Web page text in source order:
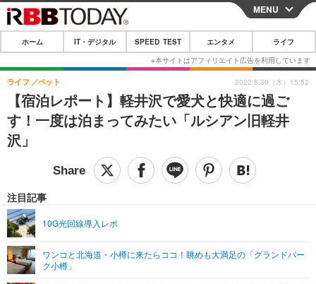
CLOSE
ホーム
IT・デジタル
IT・デジタルTOP スマートフォン
ショッピング その他
SPEED TEST
エンタメ
エンタメTOP 映画・ドラマ
音楽
グラビア ブログ
ペット
その他
リリース一覧
プッシュ通知の停止方法
MENU
ホーム IT・デジタル SPEED TEST エンタメ ライフ
【宿泊レポート】軽井沢で愛犬と快適に過ご
す！一度は泊まってみたい「ルシアン旧軽井
沢」
ライフ ペット
注目記事
10G光回線導入レポ
ワンコと北海道・小樽に来たらココ！眺めも大満足の「グランドパー
ク小樽」
2022.6.30（木）15:52